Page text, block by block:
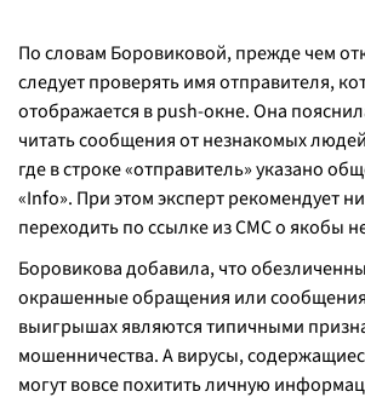
По словам Боровиковой, прежде чем
следует проверять имя отправителя,
отображается в push-окне. Она
читать сообщения от незнакомых
где в строке «отправитель» указано
«Info». При этом эксперт рекомендует
переходить по ссылке из СМС о якобы
Боровикова добавила, что
окрашенные обращения или
выигрышах являются типичными
мошенничества. А вирусы,
могут вовсе похитить личную